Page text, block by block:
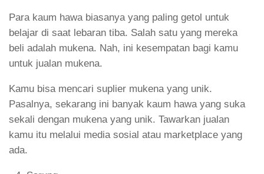
Para kaum hawa biasanya yang paling getol untuk
belajar di saat lebaran tiba. Salah satu yang mereka
beli adalah mukena. Nah, ini kesempatan bagi kamu
untuk jualan mukena.
Kamu bisa mencari suplier mukena yang unik.
Pasalnya, sekarang ini banyak kaum hawa yang suka
sekali dengan mukena yang unik. Tawarkan jualan
kamu itu melalui media sosial atau marketplace yang
ada.